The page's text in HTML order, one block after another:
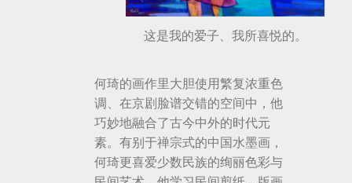
这是我的爱子、我所喜悦的。
何琦的画作里大胆使用繁复浓重色
调、在京剧脸谱交错的空间中，他
巧妙地融合了古今中外的时代元
素。有别于禅宗式的中国水墨画，
何琦更喜爱少数民族的绚丽色彩与